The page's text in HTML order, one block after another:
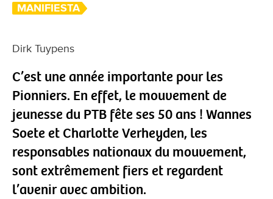
MANIFIESTA
Dirk Tuypens
C’est une année importante pour les
Pionniers. En effet, le mouvement de
jeunesse du PTB fête ses 50 ans ! Wannes
Soete et Charlotte Verheyden, les
responsables nationaux du mouvement,
sont extrêmement fiers et regardent
l’avenir avec ambition.